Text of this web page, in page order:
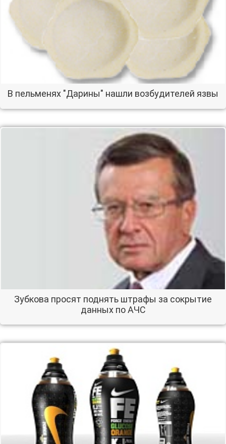
В пельменях "Дарины" нашли возбудителей язвы
Зубкова просят поднять штрафы за сокрытие
данных по АЧС